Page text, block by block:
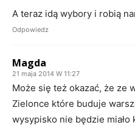
A teraz idą wybory i robią
Odpowiedz
Magda
21 maja 2014 W 11:27
Może się też okazać, że ze
Zielonce które buduje
wysypisko nie będzie miało